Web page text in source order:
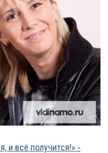
и всё получится!» -